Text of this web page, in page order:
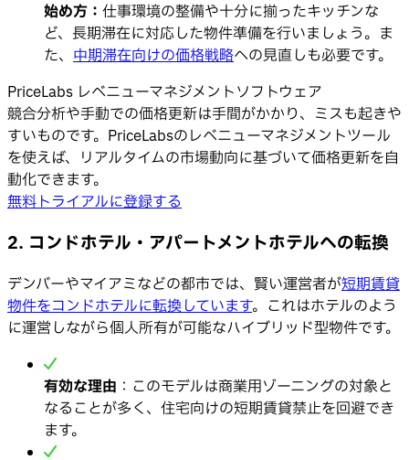
始め方： 仕事環境の整備や十分に揃ったキッチンな
ど、長期滞在に対応した物件準備を行いましょう。ま
た、 中期滞在向けの価格戦略への見直しも必要です。
PriceLabs レベニューマネジメントソフトウェア
競合分析や手動での価格更新は手間がかかり、ミスも起きや
すいものです。PriceLabsのレベニューマネジメントツール
を使えば、リアルタイムの市場動向に基づいて価格更新を自
動化できます。
無料トライアルに登録する
2. コンドホテル・アパートメントホテルへの転換
デンバーやマイアミなどの都市では、賢い運営者が短期賃貸
物件をコンドホテルに転換しています。これはホテルのよう
に運営しながら個人所有が可能なハイブリッド型物件です。
有効な理由 ：このモデルは商業用ゾーニングの対象と
なることが多く、住宅向けの短期賃貸禁止を回避でき
ます。